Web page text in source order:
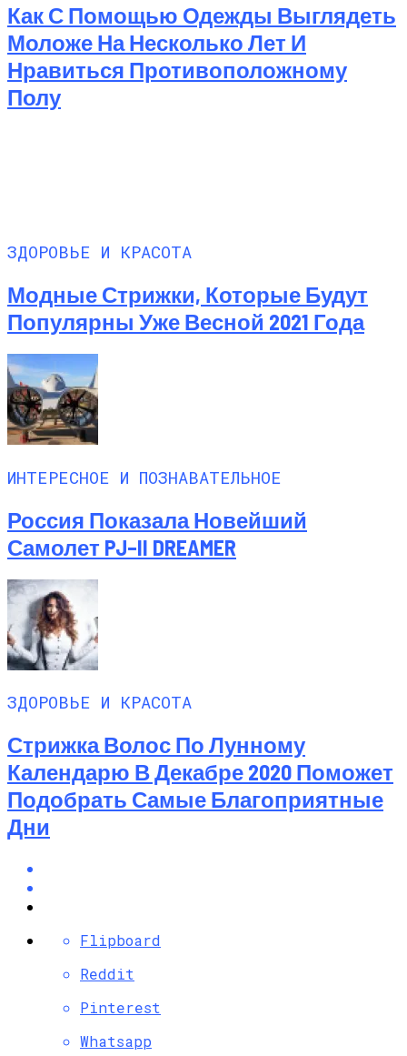
Как С Помощью Одежды Выглядеть
Моложе На Несколько Лет И
Нравиться Противоположному
Полу
ЗДОРОВЬЕ И КРАСОТА
Модные Стрижки, Которые Будут
Популярны Уже Весной 2021 Года
ИНТЕРЕСНОЕ И ПОЗНАВАТЕЛЬНОЕ
Россия Показала Новейший
Самолет PJ–II DREAMER
ЗДОРОВЬЕ И КРАСОТА
Стрижка Волос По Лунному
Календарю В Декабре 2020 Поможет
Подобрать Самые Благоприятные
Дни
Flipboard
Reddit
Pinterest
Whatsapp